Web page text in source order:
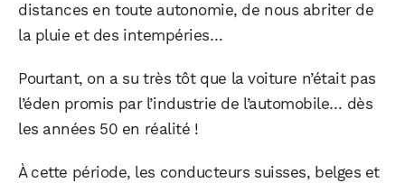
distances en toute autonomie, de nous abriter de
la pluie et des intempéries…
Pourtant, on a su très tôt que la voiture n’était pas
l’éden promis par l’industrie de l’automobile… dès
les années 50 en réalité !
À cette période, les conducteurs suisses, belges et